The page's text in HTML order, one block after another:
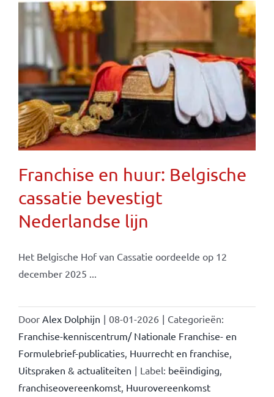
Franchise en huur: Belgische
cassatie bevestigt
Nederlandse lijn
Het Belgische Hof van Cassatie oordeelde op 12
december 2025 ...
Door Alex Dolphijn | 08-01-2026 | Categorieën:
Franchise-kenniscentrum/ Nationale Franchise- en
Formulebrief-publicaties, Huurrecht en franchise
Uitspraken & actualiteiten | Label: beëindiging
franchiseovereenkomst, Huurovereenkomst